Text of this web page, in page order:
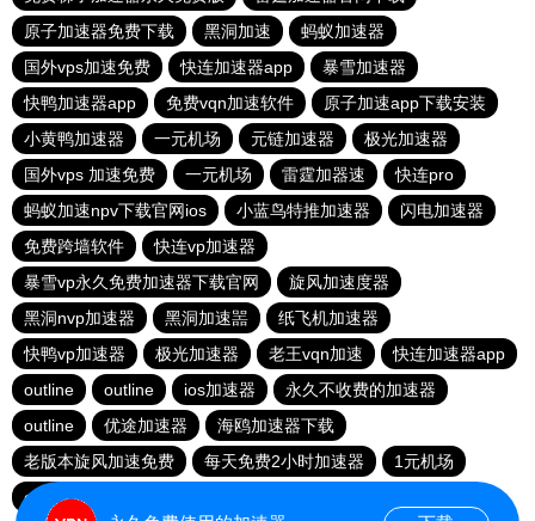
原子加速器免费下载
黑洞加速
蚂蚁加速器
国外vps加速免费
快连加速器app
暴雪加速器
快鸭加速器app
免费vqn加速软件
原子加速app下载安装
小黄鸭加速器
一元机场 元链加速器
极光加速器
国外vps 加速免费
一元机场 雷霆加器速
快连pro
蚂蚁加速npv下载官网ios
小蓝鸟特推加速器
闪电加速器
免费跨墙软件
快连vp加速器
暴雪vp永久免费加速器下载官网
旋风加速度器
黑洞nvp加速器
黑洞加速噐
纸飞机加速器
快鸭vp加速器
极光加速器 老王vqn加速
快连加速器app
outline
outline ios加速器
永久不收费的加速器
outline
优途加速器
海鸥加速器下载
老版本旋风加速免费
每天免费2小时加速器
1元机场
outline